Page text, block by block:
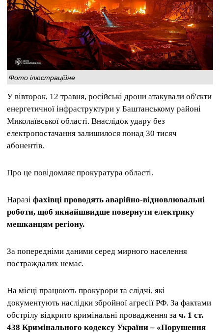
Фото ілюстраційне
У вівторок, 12 травня, російські дрони атакували об'єкти
енергетичної інфраструктури у Баштанському районі
Миколаївської області. Внаслідок удару без
електропостачання залишилося понад 30 тисяч
абонентів.
Про це повідомляє прокуратура області.
Наразі фахівці проводять аварійно-відновлювальні
роботи, щоб якнайшвидше повернути електрику
мешканцям регіону.
За попередніми даними серед мирного населення
постраждалих немає.
На місці працюють прокурори та слідчі, які
документують наслідки збройної агресії РФ. За фактами
обстрілу відкрито кримінальні провадження за ч. 1 ст.
438 Кримінального кодексу України – «Порушення